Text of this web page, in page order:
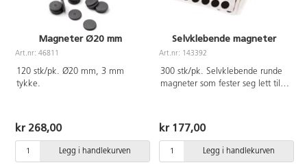
Magneter Ø20 mm
Art.nr: 46811
120 stk/pk. Ø20 mm, 3 mm
tykke.
kr 268,00
Legg i handlekurven
Selvklebende magneter
Art.nr: 143392
300 stk/pk. Selvklebende runde
magneter som fester seg lett til
Ø12 mm.
kr 177,00
Legg i handlekurven